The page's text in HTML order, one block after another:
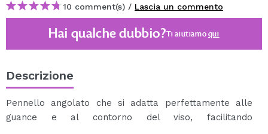
10 comment(s) / Lascia un commento
Hai qualche dubbio?Ti aiutiamoqui
Descrizione
Pennello angolato che si adatta perfettamente alle
guance e al contorno del viso, facilitando